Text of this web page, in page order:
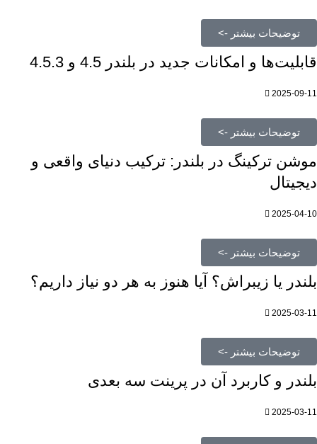
توضیحات بیشتر ->
قابلیت‌ها و امکانات جدید در بلندر 4.5 و 4.5.3
2025-09-11
توضیحات بیشتر ->
موشن ترکینگ در بلندر: ترکیب دنیای واقعی و
دیجیتال
2025-04-10
توضیحات بیشتر ->
بلندر یا زیبراش؟ آیا هنوز به هر دو نیاز داریم؟
2025-03-11
توضیحات بیشتر ->
بلندر و کاربرد آن در پرینت سه بعدی
2025-03-11